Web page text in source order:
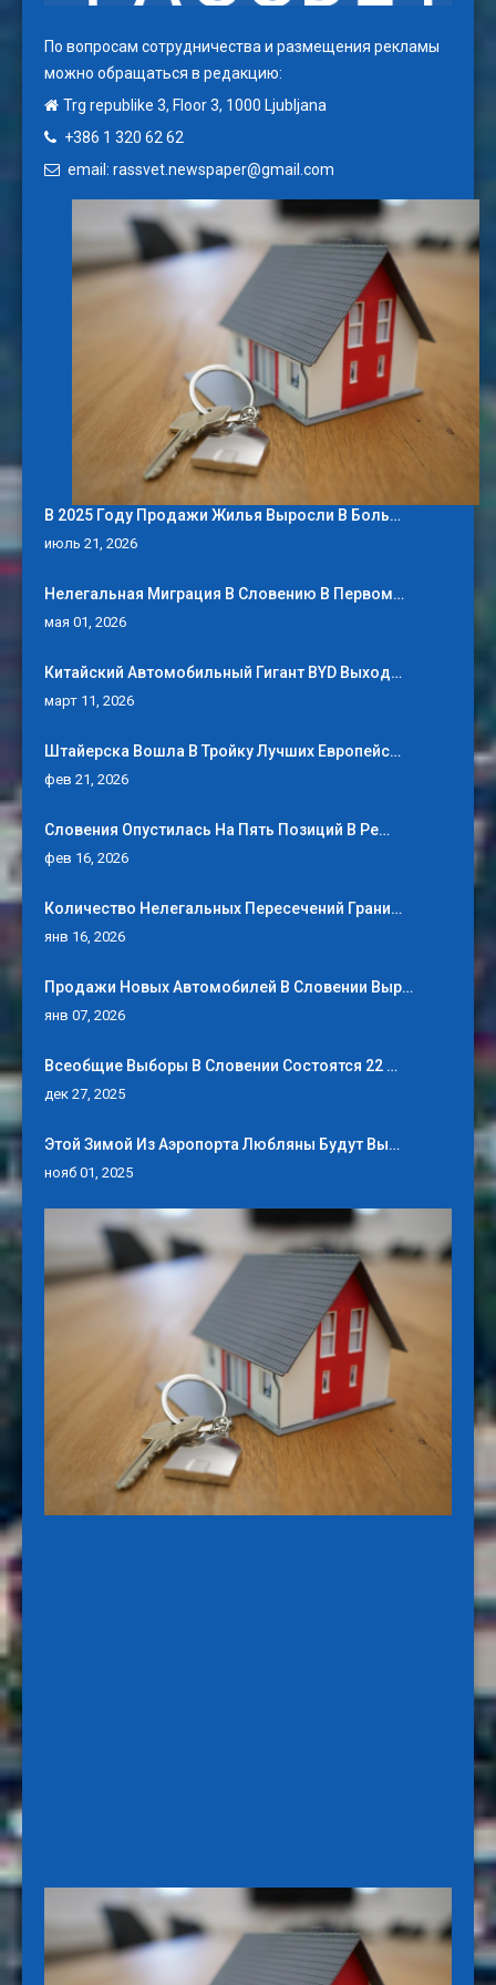
По вопросам сотрудничества и размещения рекламы
можно обращаться в редакцию:
Trg republike 3, Floor 3, 1000 Ljubljana
+386 1 320 62 62
email: rassvet.newspaper@gmail.com
В 2025 Году Продажи Жилья Выросли В Боль…
июль 21, 2026
Нелегальная Миграция В Словению В Первом…
мая 01, 2026
Китайский Автомобильный Гигант BYD Выход…
март 11, 2026
Штайерска Вошла В Тройку Лучших Европейс…
фев 21, 2026
Словения Опустилась На Пять Позиций В Ре…
фев 16, 2026
Количество Нелегальных Пересечений Грани…
янв 16, 2026
Продажи Новых Автомобилей В Словении Выр…
янв 07, 2026
Всеобщие Выборы В Словении Состоятся 22 …
дек 27, 2025
Этой Зимой Из Аэропорта Любляны Будут Вы…
нояб 01, 2025